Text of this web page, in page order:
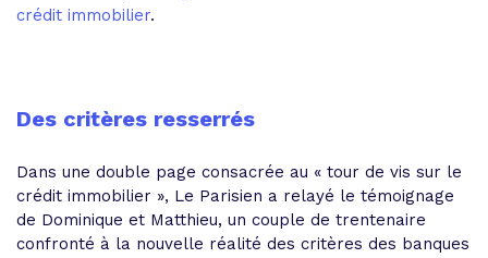
crédit immobilier.
Des critères resserrés
Dans une double page consacrée au « tour de vis sur le
crédit immobilier », Le Parisien a relayé le témoignage
de Dominique et Matthieu, un couple de trentenaire
confronté à la nouvelle réalité des critères des banques